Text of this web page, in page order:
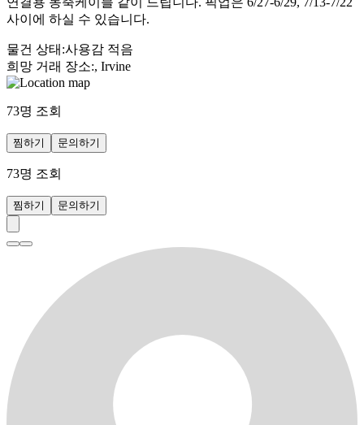
사이에 하실 수 있습니다.
물건 상태 :사용감 적음
희망 거래 장소:, Irvine
73명 조회
찜하기 문의하기
73명 조회
찜하기 문의하기